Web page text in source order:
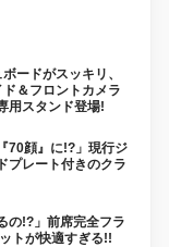
ードがスッキリ、
＆フロントカメラ
用スタンド登場!
70顔』に!?」現行ジ
プレート付きのクラ
の!?」前席完全フラ
トが快適すぎる!!